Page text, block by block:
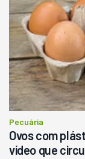
Londrina
R$
Pecuária
Ovos com
vídeo que